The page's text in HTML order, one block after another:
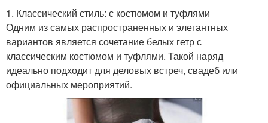
1. Классический стиль: с костюмом и туфлями
Одним из самых распространенных и элегантных
вариантов является сочетание белых гетр с
классическим костюмом и туфлями. Такой наряд
идеально подходит для деловых встреч, свадеб или
официальных мероприятий.